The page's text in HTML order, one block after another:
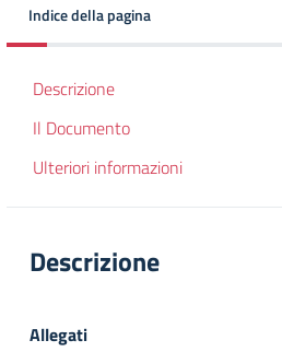
Indice della pagina
Descrizione
Il Documento
Ulteriori informazioni
Descrizione
Allegati